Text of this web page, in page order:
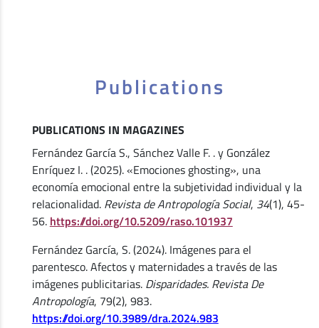
Publications
PUBLICATIONS IN MAGAZINES
Fernández García S., Sánchez Valle F. . y González
Enríquez I. . (2025). «Emociones ghosting», una
economía emocional entre la subjetividad individual y la
relacionalidad. Revista de Antropología Social, 34(1), 45-
56. https://doi.org/10.5209/raso.101937
Fernández García, S. (2024). Imágenes para el
parentesco. Afectos y maternidades a través de las
imágenes publicitarias. Disparidades. Revista De
Antropología, 79(2), 983.
https://doi.org/10.3989/dra.2024.983